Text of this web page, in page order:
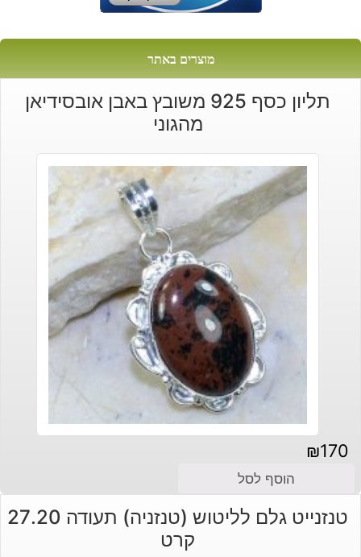
מוצרים באתר
תליון כסף 925 משובץ באבן אובסידיאן
מהגוני
₪170
הוסף לסל
טנזנייט גלם לליטוש (טנזניה) תעודה 27.20
קרט